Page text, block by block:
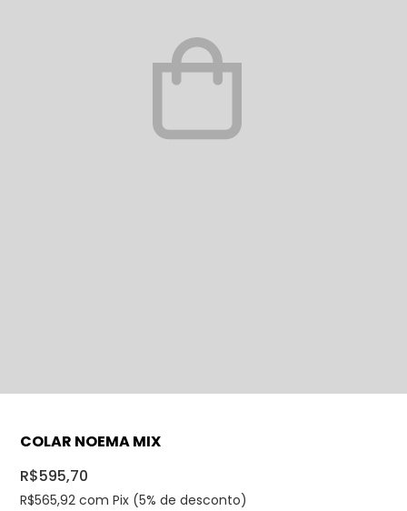
COLAR NOEMA MIX
R$595,70
R$565,92 com Pix (5% de desconto)